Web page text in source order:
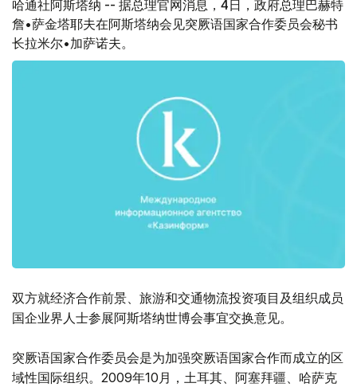
哈通社阿斯塔纳 -- 据总理官网消息，4日，政府总理巴赫特
詹•萨金塔耶夫在阿斯塔纳会见突厥语国家合作委员会秘书
长拉米尔•加萨诺夫。
双方就经济合作前景、旅游和交通物流投资项目及组织成员
国企业界人士参展阿斯塔纳世博会事宜交换意见。
突厥语国家合作委员会是为加强突厥语国家合作而成立的区
域性国际组织。2009年10月，土耳其、阿塞拜疆、哈萨克